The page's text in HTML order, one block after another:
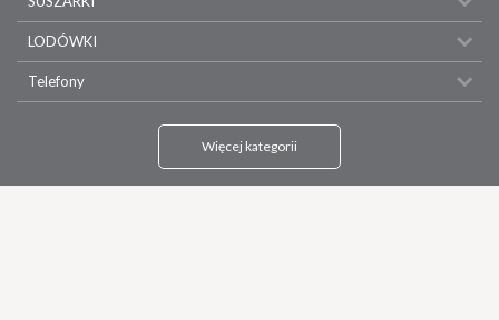
LODÓWKI
Telefony
Więcej kategorii